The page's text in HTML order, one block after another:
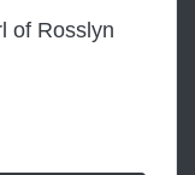
of Rosslyn